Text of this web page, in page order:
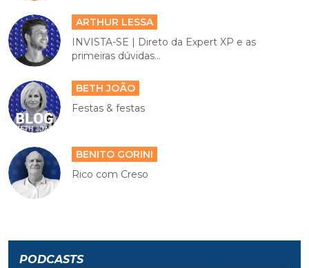
ARTHUR LESSA
INVISTA-SE | Direto da Expert XP e as
primeiras dúvidas...
BETH JOÃO
Festas & festas
BENITO GORINI
Rico com Creso
PODCASTS